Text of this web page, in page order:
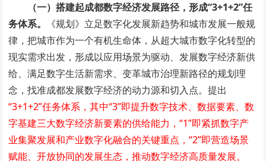
（一）搭建起成都数字经济发展路径，形成“3+1+2”任
务体系。
《规划》立足数字化发展新趋势和城市发展一般规
律，把城市作为一个有机生命体，从超大城市数字化转型的
现实需求出发，形成以应用场景为驱动、发展数字经济新供
给、满足数字生活新需求、变革城市治理新路径的规划理
念，找准成都发展数字经济的动力源和切入点。提出
“3+1+2”任务体系，其中“3”即提升数字技术、数据要素、数
字基建三大数字经济新要素的供给能力，“1”即紧抓数字产
业集聚发展和产业数字化融合的关键重点，“2”即营造场景
赋能、开放协同的发展生态，推动数字经济高质量发展。